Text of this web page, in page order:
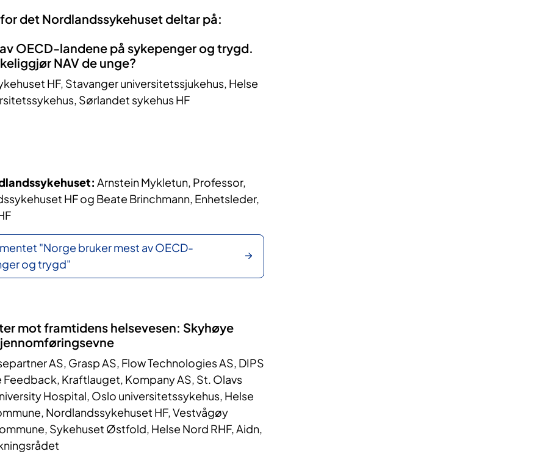
det Nordlandssykehuset deltar på:
OECD-landene på sykepenger og trygd.
NAV de unge?
HF, Stavanger universitetssjukehus, Helse
Sørlandet sykehus HF
Arnstein Mykletun, Professor,
HF og Beate Brinchmann, Enhetsleder,
"Norge bruker mest av OECD-
og trygd"
mot framtidens helsevesen: Skyhøye
AS, Grasp AS, Flow Technologies AS, DIPS
Feedback, Kraftlauget, Kompany AS, St. Olavs
Hospital, Oslo universitetssykehus, Helse
Nordlandssykehuset HF, Vestvågøy
Sykehuset Østfold, Helse Nord RHF, Aidn,